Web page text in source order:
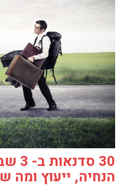
30
הנחיה, ייעוץ ומה